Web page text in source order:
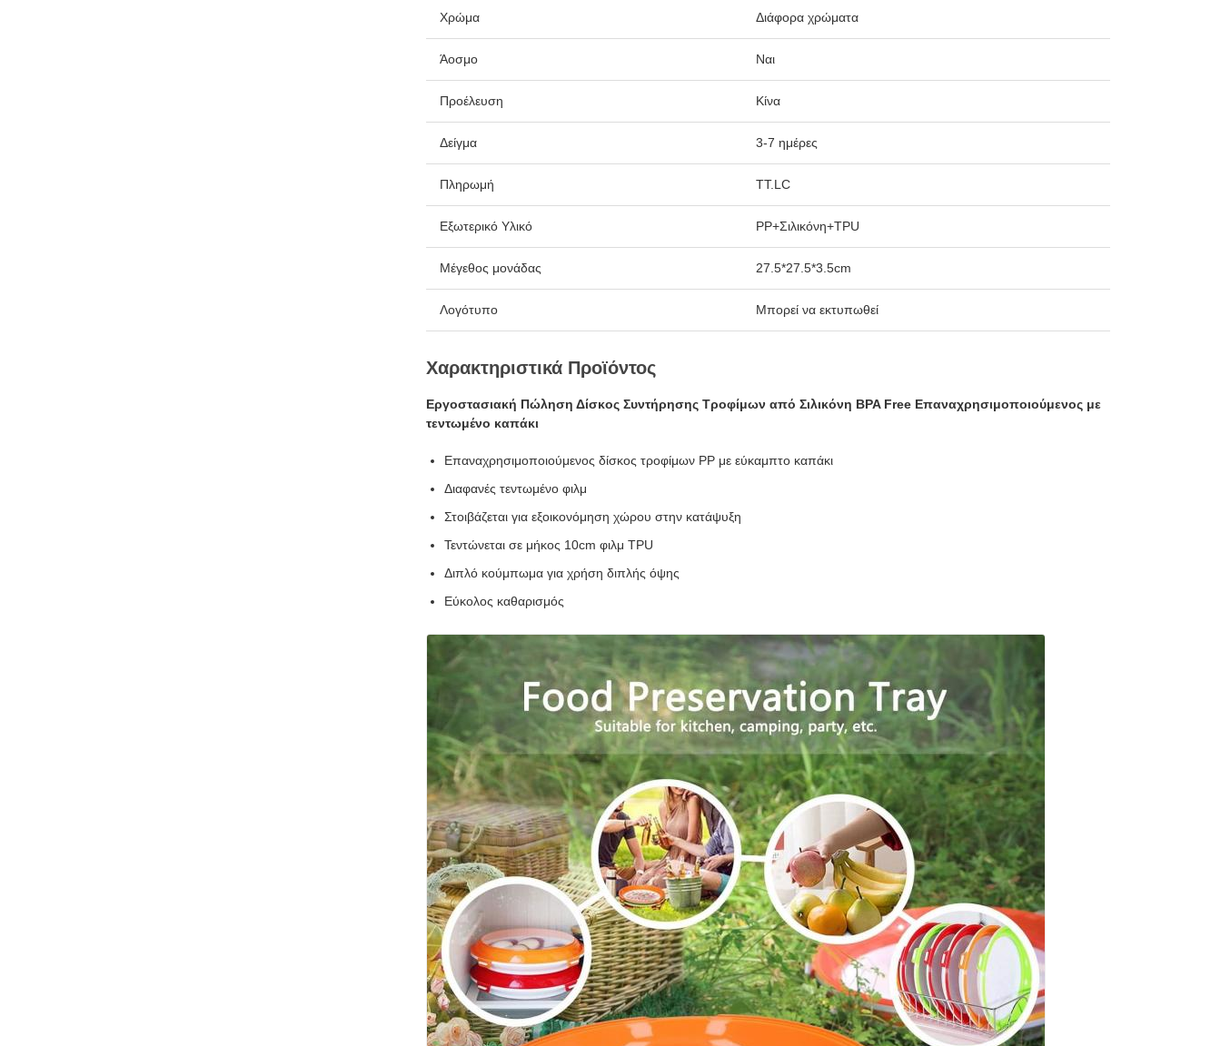
Χρώμα Διάφορα χρώματα
Άοσμο Ναι
Προέλευση Κίνα
Δείγμα 3-7 ημέρες
Πληρωμή TT.LC
Εξωτερικό Υλικό PP+Σιλικόνη+TPU
Μέγεθος μονάδας 27.5*27.5*3.5cm
Λογότυπο Μπορεί να εκτυπωθεί
Χαρακτηριστικά Προϊόντος
Εργοστασιακή Πώληση Δίσκος Συντήρησης Τροφίμων από Σιλικόνη BPA Free Επαναχρησιμοποιούμενος με
τεντωμένο καπάκι
Επαναχρησιμοποιούμενος δίσκος τροφίμων PP με εύκαμπτο καπάκι
Διαφανές τεντωμένο φιλμ
Στοιβάζεται για εξοικονόμηση χώρου στην κατάψυξη
Τεντώνεται σε μήκος 10cm φιλμ TPU
Διπλό κούμπωμα για χρήση διπλής όψης
Εύκολος καθαρισμός